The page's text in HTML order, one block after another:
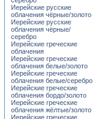
Иерейские русские
облачения чёрные/золото
Иерейские русские
облачения чёрные/
серебро
Иерейские греческие
облачения
Иерейские греческие
облачения белые/золото
Иерейские греческие
облачения белые/серебро
Иерейские греческие
облачения бордо/золото
Иерейские греческие
облачения жёлтые/золото
Иерейские греческие